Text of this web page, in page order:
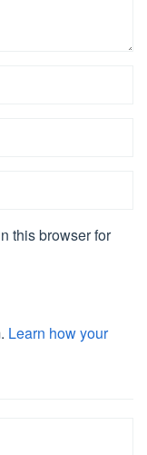
this browser for
Learn how your